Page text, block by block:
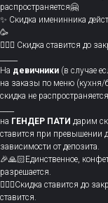
распространяется🤗
✨ Скидка именинника
🥳
💁🏻‍♀️ Скидка ставится до
На девичники (в случае
на заказы по меню (кухня/
скидка не
на ГЕНДЕР ПАТИ дарим
ставится при превышении
зависимости от депозита.
🎉🙏🏻Единственное,
разрешается.
💁🏻‍♀️Скидка ставится до
ставится.